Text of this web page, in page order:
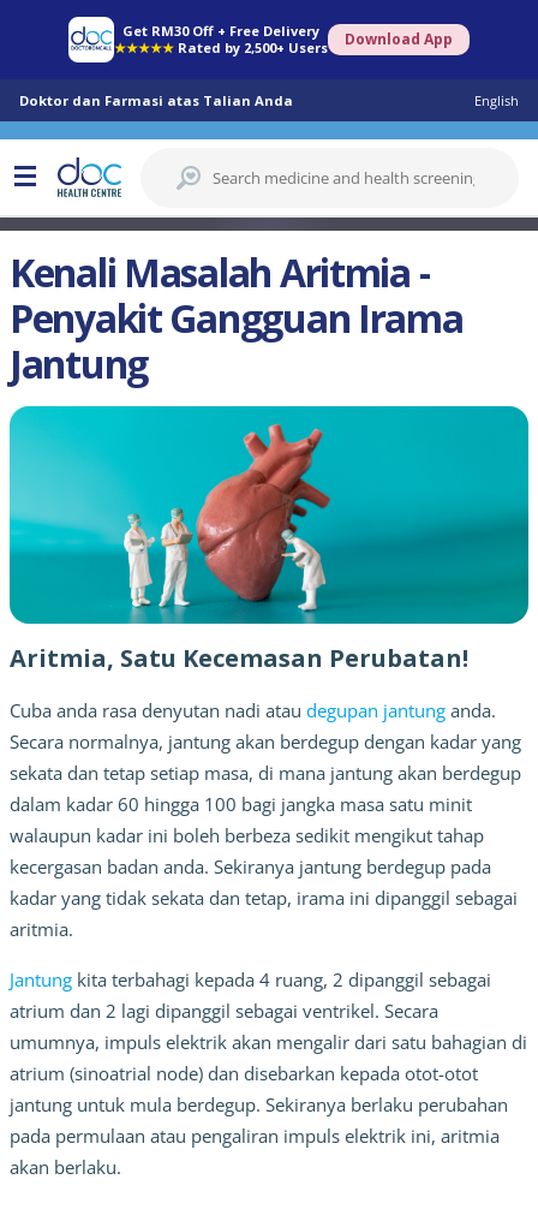
Get RM30 Off + Free Delivery
★★★★★ Rated by 2,500+ Users Download App
Doktor dan Farmasi atas Talian Anda English
Kenali Masalah Aritmia -
Penyakit Gangguan Irama
Jantung
Aritmia, Satu Kecemasan Perubatan!
Cuba anda rasa denyutan nadi atau degupan jantung anda.
Secara normalnya, jantung akan berdegup dengan kadar yang
sekata dan tetap setiap masa, di mana jantung akan berdegup
dalam kadar 60 hingga 100 bagi jangka masa satu minit
walaupun kadar ini boleh berbeza sedikit mengikut tahap
kecergasan badan anda. Sekiranya jantung berdegup pada
kadar yang tidak sekata dan tetap, irama ini dipanggil sebagai
aritmia.
Jantung kita terbahagi kepada 4 ruang, 2 dipanggil sebagai
atrium dan 2 lagi dipanggil sebagai ventrikel. Secara
umumnya, impuls elektrik akan mengalir dari satu bahagian di
atrium (sinoatrial node) dan disebarkan kepada otot-otot
jantung untuk mula berdegup. Sekiranya berlaku perubahan
pada permulaan atau pengaliran impuls elektrik ini, aritmia
akan berlaku.